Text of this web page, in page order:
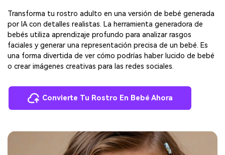
Transforma tu rostro adulto en una versión de bebé generada
por IA con detalles realistas. La herramienta generadora de
bebés utiliza aprendizaje profundo para analizar rasgos
faciales y generar una representación precisa de un bebé. Es
una forma divertida de ver cómo podrías haber lucido de bebé
o crear imágenes creativas para las redes sociales.
Convierte Tu Rostro En Bebé Ahora